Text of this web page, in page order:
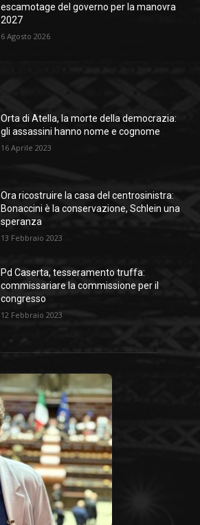
escamotage del governo per la manovra
2027
6 Agosto 2026
Orta di Atella, la morte della democrazia:
gli assassini hanno nome e cognome
16 Aprile 2023
Ora ricostruire la casa del centrosinistra:
Bonaccini è la conservazione, Schlein una
speranza
13 Febbraio 2023
Pd Caserta, tesseramento truffa:
commissariare la commissione per il
congresso
12 Febbraio 2023